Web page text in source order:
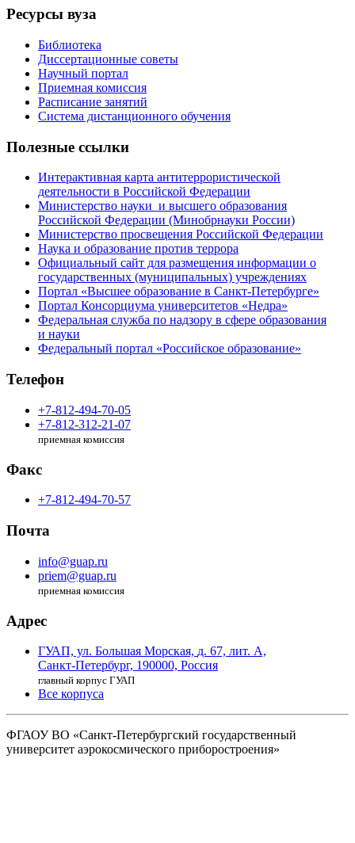
Ресурсы вуза
Библиотека
Диссертационные советы
Научный портал
Приемная комиссия
Расписание занятий
Система дистанционного обучения
Полезные ссылки
Интерактивная карта антитеррористической
деятельности в Российской Федерации
Министерство науки и высшего образования
Российской Федерации (Минобрнауки России)
Министерство просвещения Российской Федерации
Наука и образование против террора
Официальный сайт для размещения информации о
государственных (муниципальных) учреждениях
Портал «Высшее образование в Санкт-Петербурге»
Портал Консорциума университетов «Недра»
Федеральная служба по надзору в сфере образования
и науки
Федеральный портал «Российское образование»
Телефон
+7-812-494-70-05
+7-812-312-21-07
приемная комиссия
Факс
+7-812-494-70-57
Почта
info@guap.ru
priem@guap.ru
приемная комиссия
Адрес
ГУАП, ул. Большая Морская, д. 67, лит. А,
Санкт-Петербург, 190000, Россия
главный корпус ГУАП
Все корпуса
ФГАОУ ВО «Санкт-Петербургский государственный
университет аэрокосмического приборостроения»